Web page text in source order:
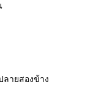
ายสองข้าง